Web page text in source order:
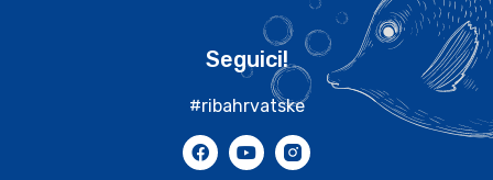
Seguici!
#ribahrvatske